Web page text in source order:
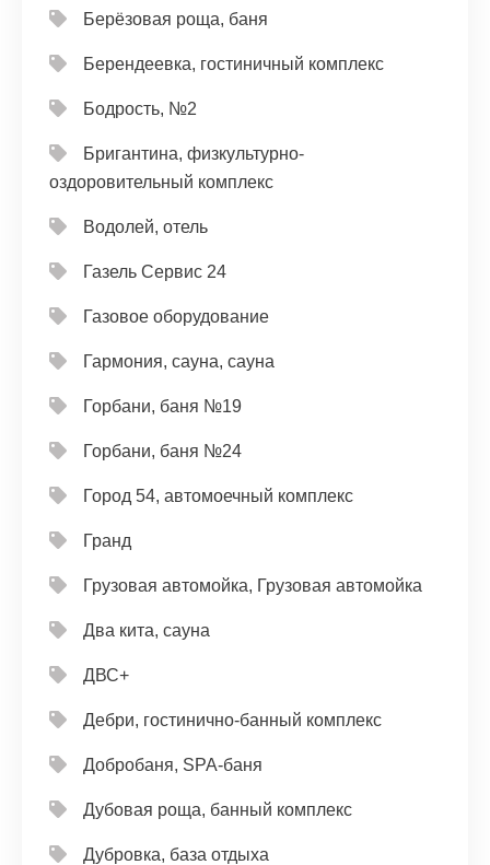
Берёзовая роща, баня
Берендеевка, гостиничный комплекс
Бодрость, №2
Бригантина, физкультурно-
оздоровительный комплекс
Водолей, отель
Газель Сервис 24
Газовое оборудование
Гармония, сауна, сауна
Горбани, баня №19
Горбани, баня №24
Город 54, автомоечный комплекс
Гранд
Грузовая автомойка, Грузовая автомойка
Два кита, сауна
ДВС+
Дебри, гостинично-банный комплекс
Добробаня, SPA-баня
Дубовая роща, банный комплекс
Дубровка, база отдыха